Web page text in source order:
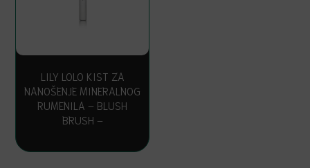
LILY LOLO KIST ZA
NANOŠENJE MINERALNOG
RUMENILA – BLUSH
BRUSH –